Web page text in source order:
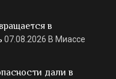
в
07.08.2026 В Миассе
дали в